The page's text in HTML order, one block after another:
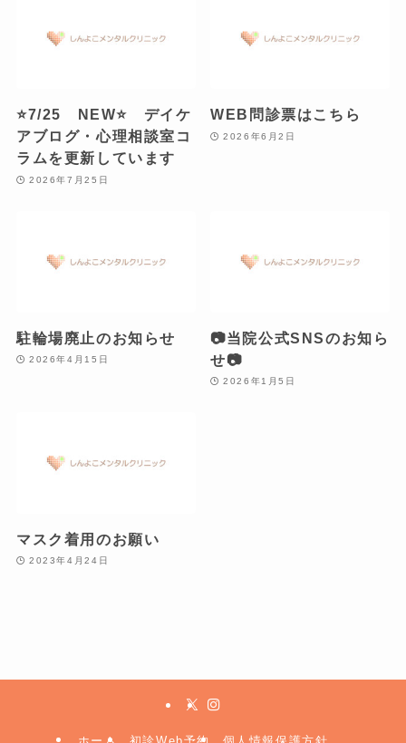
⭐7/25 NEW⭐ デイケ
アブログ・心理相談室コ
ラムを更新しています
2026年7月25日
WEB問診票はこちら
2026年6月2日
駐輪場廃止のお知らせ
2026年4月15日
📷当院公式SNSのお知ら
せ📷
2026年1月5日
マスク着用のお願い
2023年4月24日